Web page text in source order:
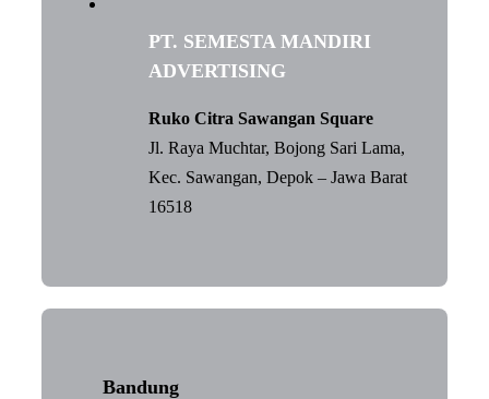
PT. SEMESTA MANDIRI
ADVERTISING
Ruko Citra Sawangan Square
Jl. Raya Muchtar, Bojong Sari Lama,
Kec. Sawangan, Depok – Jawa Barat
16518
Bandung